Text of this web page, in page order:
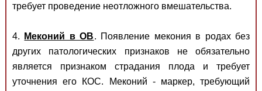
требует проведение неотложного вмешательства.
4. Меконий в ОВ. Появление мекония в родах без
других патологических признаков не обязательно
является признаком страдания плода и требует
уточнения его КОС. Меконий - маркер, требующий